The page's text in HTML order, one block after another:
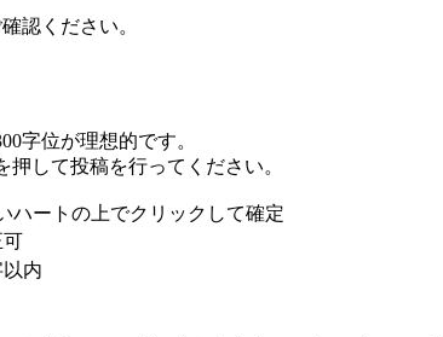
認ください。
字位が理想的です。
して投稿を行ってください。
ハートの上でクリックして確定
内